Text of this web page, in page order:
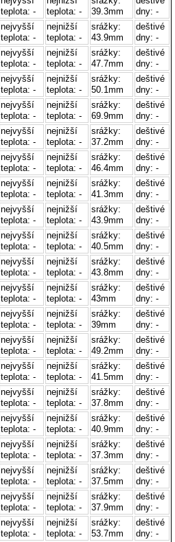
teplota: -
teplota: -
39.3mm
dny: -
nejvyšší
teplota: -
nejnižší
teplota: -
srážky:
43.9mm
deštivé
dny: -
nejvyšší
teplota: -
nejnižší
teplota: -
srážky:
47.7mm
deštivé
dny: -
nejvyšší
teplota: -
nejnižší
teplota: -
srážky:
50.1mm
deštivé
dny: -
nejvyšší
teplota: -
nejnižší
teplota: -
srážky:
69.9mm
deštivé
dny: -
nejvyšší
teplota: -
nejnižší
teplota: -
srážky:
37.2mm
deštivé
dny: -
nejvyšší
teplota: -
nejnižší
teplota: -
srážky:
46.4mm
deštivé
dny: -
nejvyšší
teplota: -
nejnižší
teplota: -
srážky:
41.3mm
deštivé
dny: -
nejvyšší
teplota: -
nejnižší
teplota: -
srážky:
43.9mm
deštivé
dny: -
nejvyšší
teplota: -
nejnižší
teplota: -
srážky:
40.5mm
deštivé
dny: -
nejvyšší
teplota: -
nejnižší
teplota: -
srážky:
43.8mm
deštivé
dny: -
nejvyšší
teplota: -
nejnižší
teplota: -
srážky:
43mm
deštivé
dny: -
nejvyšší
teplota: -
nejnižší
teplota: -
srážky:
39mm
deštivé
dny: -
nejvyšší
teplota: -
nejnižší
teplota: -
srážky:
49.2mm
deštivé
dny: -
nejvyšší
teplota: -
nejnižší
teplota: -
srážky:
41.5mm
deštivé
dny: -
nejvyšší
teplota: -
nejnižší
teplota: -
srážky:
37.8mm
deštivé
dny: -
nejvyšší
teplota: -
nejnižší
teplota: -
srážky:
40.9mm
deštivé
dny: -
nejvyšší
teplota: -
nejnižší
teplota: -
srážky:
37.3mm
deštivé
dny: -
nejvyšší
teplota: -
nejnižší
teplota: -
srážky:
37.5mm
deštivé
dny: -
nejvyšší
teplota: -
nejnižší
teplota: -
srážky:
37.9mm
deštivé
dny: -
nejvyšší
teplota: -
nejnižší
teplota: -
srážky:
53.7mm
deštivé
dny: -